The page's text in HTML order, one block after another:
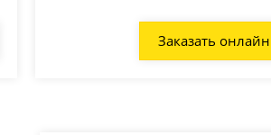
Заказать онлайн